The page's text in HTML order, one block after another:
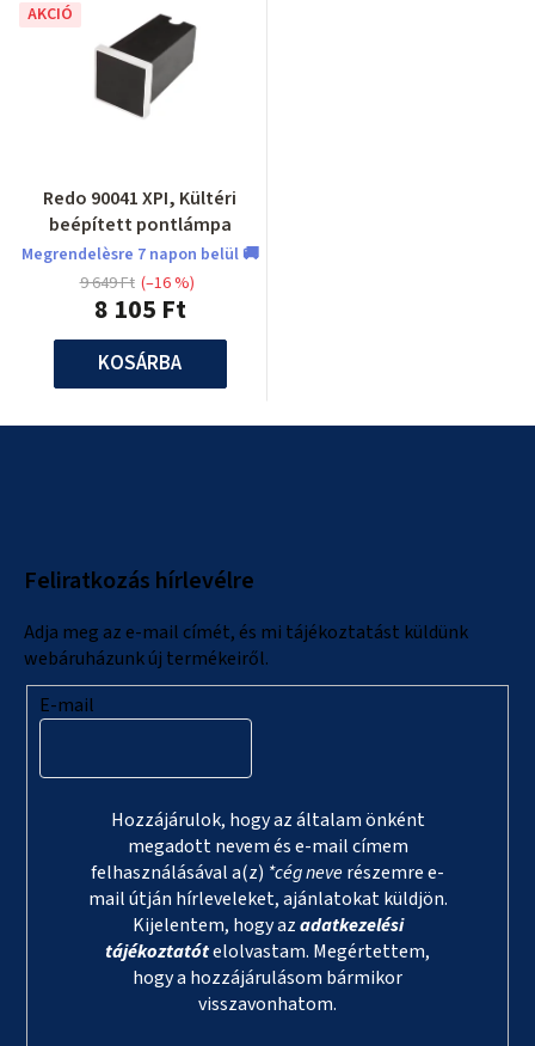
AKCIÓ
Redo 90041 XPI, Kültéri
beépített pontlámpa
Megrendelèsre 7 napon belül 🚚
8 105 Ft
9 649 Ft (–16 %)
KOSÁRBA
Feliratkozás hírlevélre
Adja meg az e-mail címét, és mi tájékoztatást küldünk
webáruházunk új termékeiről.
E-mail
Hozzájárulok, hogy az általam önként
megadott nevem és e-mail címem
felhasználásával a(z) *cég neverészemre e-
mail útján hírleveleket, ajánlatokat küldjön.
Kijelentem, hogy azadatkezelési
tájékoztatótelolvastam. Megértettem,
hogy a hozzájárulásom bármikor
visszavonhatom.